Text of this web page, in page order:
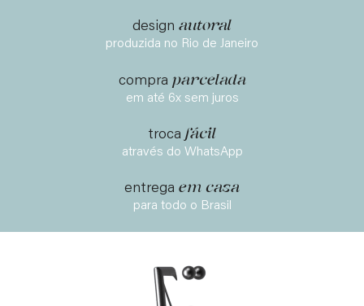
design autoral
produzida no Rio de Janeiro
compra parcelada
em até 6x sem juros
troca fácil
através do WhatsApp
entrega em casa
para todo o Brasil